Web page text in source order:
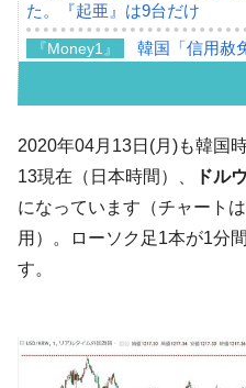
た。『起亜』は9台だけ
『Money1』
韓国「信用赦
韓国K9専用
兵器「K10」が改良に乗り出
体だけで410億ドル、輸出全
韓国･李在明
や、若者に起業させよう」⇒
ル。外平債の発行「19.4億ド
『Money1』
韓国「ここは
2020年04月13日(月)も韓国
13現在（日本時間）、
ドル
になっています（チャート
用）。ローソク足1本が1分
す。